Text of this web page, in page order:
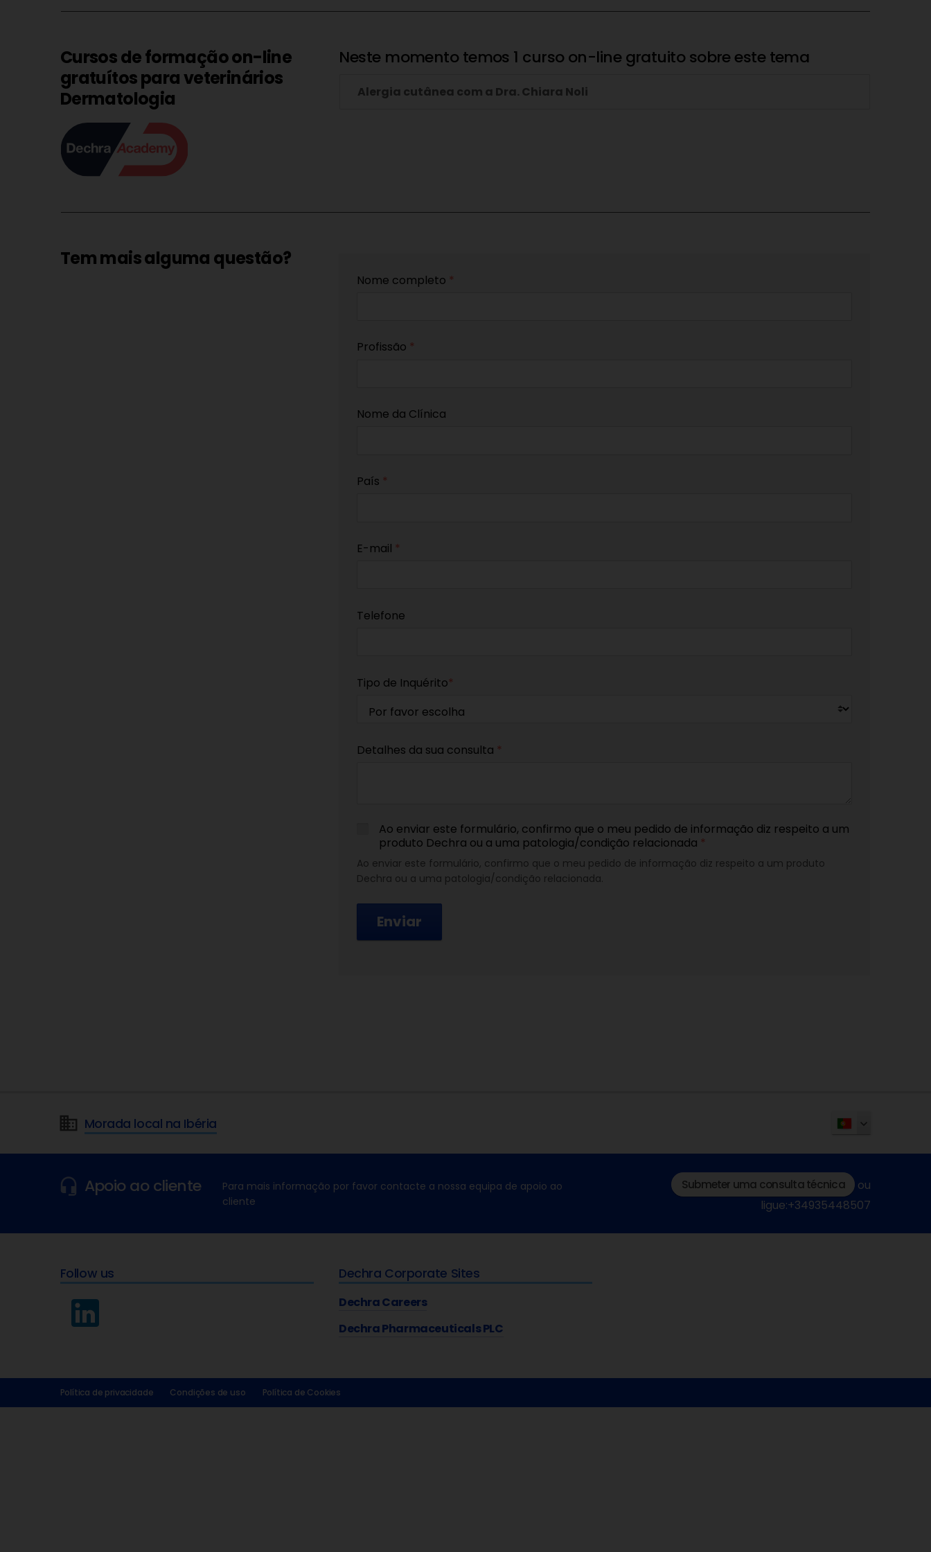
Cursos de formação on-line
gratuítos para veterinários
Dermatologia
Neste momento temos 1 curso on-line gratuito sobre este tema
Alergia cutânea com a Dra. Chiara Noli
Tem mais alguma questão?
Nome completo *
Profissão *
Nome da Clínica
País *
E-mail *
Telefone
Tipo de Inquérito*
Detalhes da sua consulta *
Ao enviar este formulário, confirmo que o meu pedido de informação diz respeito a um
produto Dechra ou a uma patologia/condição relacionada *
Ao enviar este formulário, confirmo que o meu pedido de informação diz respeito a um produto
Dechra ou a uma patologia/condição relacionada.
Enviar
Morada local na Ibéria
Apoio ao cliente
Para mais informação por favor contacte a nossa equipa de apoio ao
cliente
Submeter uma consulta técnica
ou
ligue:+34935448507
Follow us Dechra Corporate Sites
Dechra Careers
Dechra Pharmaceuticals PLC
Política de privacidade Condições de uso Política de Cookies